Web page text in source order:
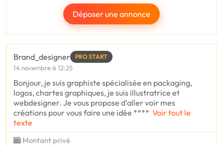
Déposer une annonce
Brand_designer PRO START
14 novembre à 12:25
Bonjour, je suis graphiste spécialisée en packaging,
logos, chartes graphiques, je suis illustratrice et
webdesigner. Je vous propose d'aller voir mes
créations pour vous faire une idée **** Voir tout le
texte
Montant privé